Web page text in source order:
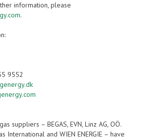
information, please
.
9552
suppliers – BEGAS, EVN, Linz AG, OÖ.
International and WIEN ENERGIE – have